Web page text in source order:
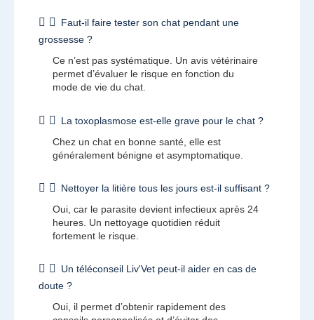
Faut-il faire tester son chat pendant une
grossesse ?
Ce n’est pas systématique. Un avis vétérinaire
permet d’évaluer le risque en fonction du
mode de vie du chat.
La toxoplasmose est-elle grave pour le chat ?
Chez un chat en bonne santé, elle est
généralement bénigne et asymptomatique.
Nettoyer la litière tous les jours est-il suffisant ?
Oui, car le parasite devient infectieux après 24
heures. Un nettoyage quotidien réduit
fortement le risque.
Un téléconseil Liv'Vet peut-il aider en cas de
doute ?
Oui, il permet d’obtenir rapidement des